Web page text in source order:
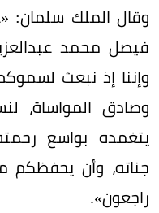
وقال الملك سلمان:
فيصل محمد
وإننا إذ نبعث
وصادق المواساة،
يتغمده بواسع
جناته، وأن يحفظكم
راجعون».